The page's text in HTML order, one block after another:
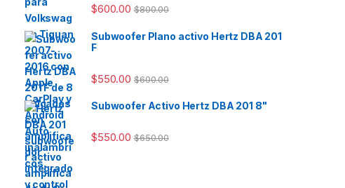
$600.00 $800.00
Subwoofer Plano activo Hertz DBA 201
F
$550.00 $600.00
Subwoofer Activo Hertz DBA 201 8"
$550.00 $650.00